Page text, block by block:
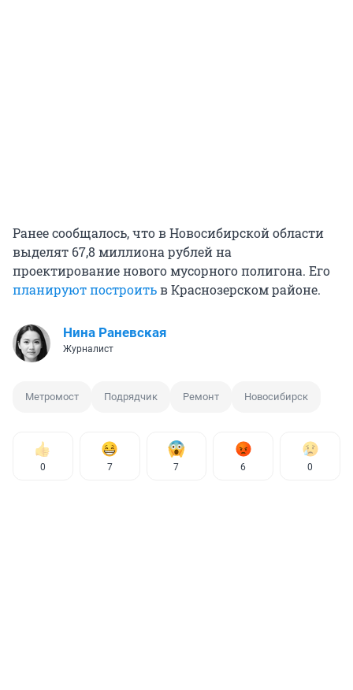
Ранее сообщалось, что в Новосибирской области
выделят 67,8 миллиона рублей на
проектирование нового мусорного полигона. Его
планируют построитьв Краснозерском районе.
Нина Раневская
Журналист
Метромост Подрядчик Ремонт Новосибирск
0 7 7 6 0